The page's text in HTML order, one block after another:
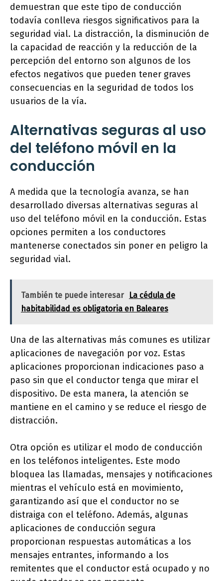
demuestran que este tipo de conducción
todavía conlleva riesgos significativos para la
seguridad vial. La distracción, la disminución de
la capacidad de reacción y la reducción de la
percepción del entorno son algunos de los
efectos negativos que pueden tener graves
consecuencias en la seguridad de todos los
usuarios de la vía.
Alternativas seguras al uso
del teléfono móvil en la
conducción
A medida que la tecnología avanza, se han
desarrollado diversas alternativas seguras al
uso del teléfono móvil en la conducción. Estas
opciones permiten a los conductores
mantenerse conectados sin poner en peligro la
seguridad vial.
También te puede interesar
La cédula de
habitabilidad es obligatoria en Baleares
Una de las alternativas más comunes es utilizar
aplicaciones de navegación por voz. Estas
aplicaciones proporcionan indicaciones paso a
paso sin que el conductor tenga que mirar el
dispositivo. De esta manera, la atención se
mantiene en el camino y se reduce el riesgo de
distracción.
Otra opción es utilizar el modo de conducción
en los teléfonos inteligentes. Este modo
bloquea las llamadas, mensajes y notificaciones
mientras el vehículo está en movimiento,
garantizando así que el conductor no se
distraiga con el teléfono. Además, algunas
aplicaciones de conducción segura
proporcionan respuestas automáticas a los
mensajes entrantes, informando a los
remitentes que el conductor está ocupado y no